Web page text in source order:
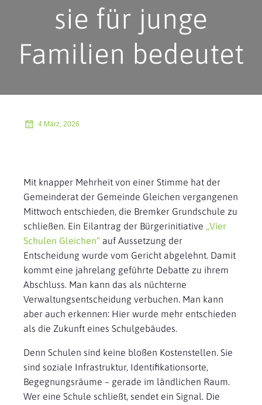
sie für junge
Familien bedeutet
4 März, 2026
Mit knapper Mehrheit von einer Stimme hat der
Gemeinderat der Gemeinde Gleichen vergangenen
Mittwoch entschieden, die Bremker Grundschule zu
schließen. Ein Eilantrag der Bürgerinitiative „Vier
Schulen Gleichen“ auf Aussetzung der
Entscheidung wurde vom Gericht abgelehnt. Damit
kommt eine jahrelang geführte Debatte zu ihrem
Abschluss. Man kann das als nüchterne
Verwaltungsentscheidung verbuchen. Man kann
aber auch erkennen: Hier wurde mehr entschieden
als die Zukunft eines Schulgebäudes.
Denn Schulen sind keine bloßen Kostenstellen. Sie
sind soziale Infrastruktur, Identifikationsorte,
Begegnungsräume – gerade im ländlichen Raum.
Wer eine Schule schließt, sendet ein Signal. Die